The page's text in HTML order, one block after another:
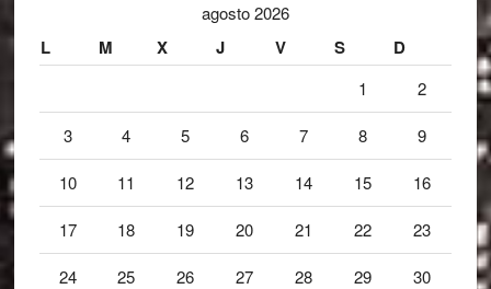
agosto 2026
L M X J V S D
1 2
3 4 5 6 7 8 9
10 11 12 13 14 15 16
17 18 19 20 21 22 23
24 25 26 27 28 29 30